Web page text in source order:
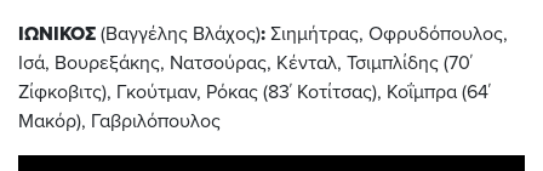
ΙΩΝΙΚΟΣ (Βαγγέλης Βλάχος): Σιημήτρας, Οφρυδόπουλος,
Ισά, Βουρεξάκης, Νατσούρας, Κένταλ, Τσιμπλίδης (70΄
Ζίφκοβιτς), Γκούτμαν, Ρόκας (83΄ Κοτίτσας), Κοΐμπρα (64΄
Μακόρ), Γαβριλόπουλος